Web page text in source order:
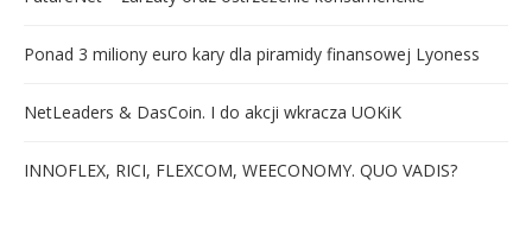
Ponad 3 miliony euro kary dla piramidy finansowej Lyoness
NetLeaders & DasCoin. I do akcji wkracza UOKiK
INNOFLEX, RICI, FLEXCOM, WEECONOMY. QUO VADIS?